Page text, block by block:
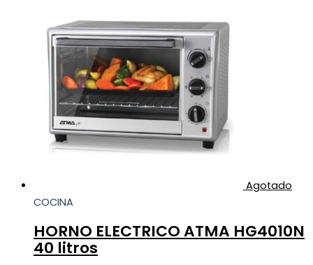
Agotado
COCINA
HORNO ELECTRICO ATMA HG4010N
40 litros